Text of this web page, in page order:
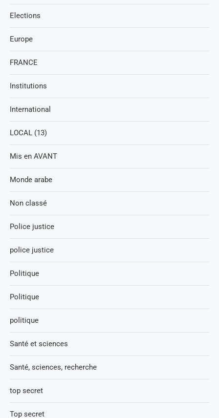
Elections
Europe
FRANCE
Institutions
International
LOCAL (13)
Mis en AVANT
Monde arabe
Non classé
Police justice
police justice
Politique
Politique
politique
Santé et sciences
Santé, sciences, recherche
top secret
Top secret